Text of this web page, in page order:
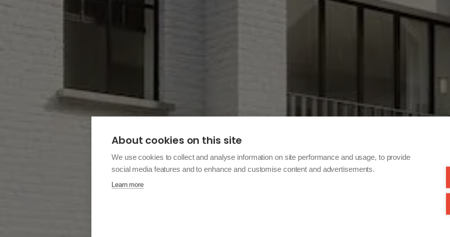
About cookies on this site
We use cookies to collect and analyse information on site performance and usage, to provide
social media features and to enhance and customise content and advertisements.
Learn more